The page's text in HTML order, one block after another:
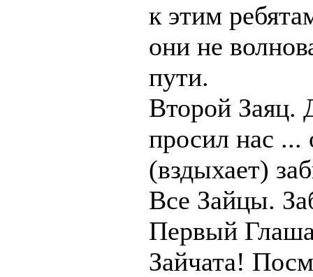
к этим
они не
пути.
Второй
просил нас ...
(вздыхает)
Все Зайцы.
Первый
Зайчата!